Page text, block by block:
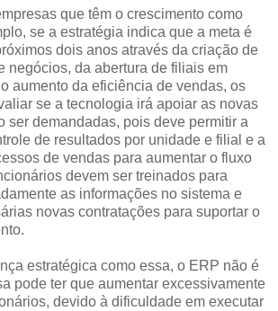
que têm o crescimento como
se a estratégia indica que a meta é
dois anos através da criação de
negócios, da abertura de filiais em
aumento da eficiência de vendas, os
se a tecnologia irá apoiar as novas
ser demandadas, pois deve permitir a
de resultados por unidade e filial e a
de vendas para aumentar o fluxo
devem ser treinados para
as informações no sistema e
novas contratações para suportar o
estratégica como essa, o ERP não é
pode ter que aumentar excessivamente
devido à dificuldade em executar